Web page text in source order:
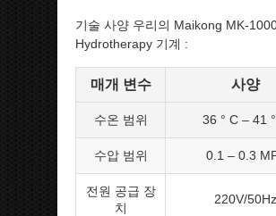
기술 사양 우리의 Maikong MK-
Hydrotherapy 기계 :
매개 변수 사양
수온 범위 36 ° C – 41
수압 범위 0.1 – 0.3
전원 공급 장
치
220V/50Hz